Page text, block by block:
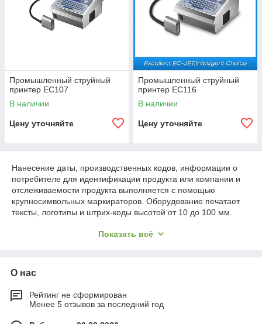
Промышленный струйный
принтер EC107
В наличии
Цену уточняйте
Промышленный струйный
принтер EC116
В наличии
Цену уточняйте
Нанесение даты, производственных кодов, информации о
потребителе для идентификации продукта или компании и
отслеживаемости продукта выполняется с помощью
крупносимвольных маркираторов. Оборудование печатает
тексты, логотипы и штрих-коды высотой от 10 до 100 мм.
маркировка легко читается на складах с расстояния в
для создания огромных букв.
Струйный принтер для крупных
символов: преимущества эксплуатации
Показать всё
О нас
Рейтинг не сформирован
Менее 5 отзывов за последний год